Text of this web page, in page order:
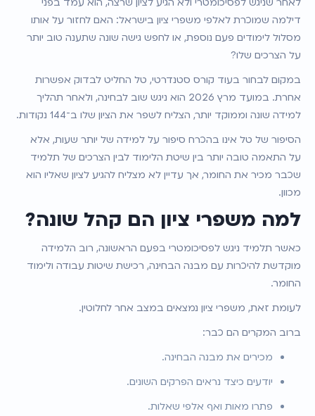
לאחר שניגש לפסיכומטרי ולא הגיע לציון שרצה, הוא עמד בפני
דילמה שמוכרת לאלפי משפרי ציון בישראל: האם לחזור על אותו
מסלול לימודים פעם נוספת, או לחפש גישה שונה שתענה טוב יותר
על הצרכים שלו?
במקום לבחור בעוד קורס סטנדרטי, טל החליט לבדוק אפשרות
אחרת. במועד מרץ 2026 הוא ניגש שוב לבחינה, ולאחר תהליך
למידה שונה וממוקד יותר, הצליח לשפר את הציון שלו ב־144 נקודות.
הסיפור של טל אינו בהכרח סיפור על למידה של יותר שעות, אלא
על התאמה טובה יותר בין שיטת הלימוד לבין הצרכים של תלמיד
שכבר מכיר את החומר, אך עדיין לא מצליח להגיע לציון שאליו הוא
מכוון.
למה משפרי ציון הם קהל שונה?
כאשר תלמיד ניגש לפסיכומטרי בפעם הראשונה, רוב הלמידה
מוקדשת להיכרות עם מבנה הבחינה, רכישת שיטות עבודה ולימוד
החומר.
לעומת זאת, משפרי ציון נמצאים במצב אחר לחלוטין.
ברוב המקרים הם כבר:
מכירים את מבנה הבחינה.
יודעים כיצד נראים הפרקים השונים.
פתרו מאות ואף אלפי שאלות.